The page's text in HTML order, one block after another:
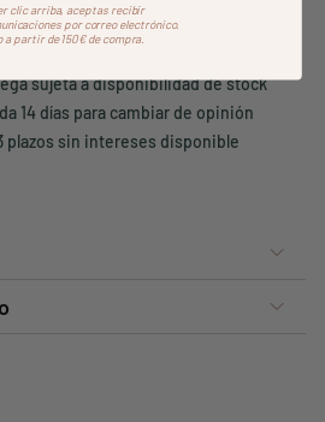
sujeta a disponibilidad de stock
14 días para cambiar de opinión
plazos sin intereses disponible
clic arriba, aceptas recibir
por correo electrónico.
a partir de 150€ de compra.